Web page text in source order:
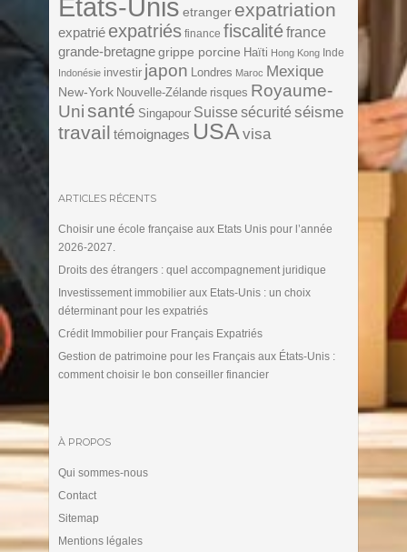
Etats-Unis etranger expatriation
expatrié expatriés finance fiscalitéfrance
grande-bretagne grippe porcine Haïti Hong Kong Inde
Indonésie investir japon Londres Maroc Mexique
New-York Nouvelle-Zélande risques Royaume-
Unisanté Singapour Suisse sécurité séisme
travail témoignages USA visa
ARTICLES RÉCENTS
Choisir une école française aux Etats Unis pour l’année
2026-2027.
Droits des étrangers : quel accompagnement juridique
Investissement immobilier aux Etats-Unis : un choix
déterminant pour les expatriés
Crédit Immobilier pour Français Expatriés
Gestion de patrimoine pour les Français aux États-Unis :
comment choisir le bon conseiller financier
À PROPOS
Qui sommes-nous
Contact
Sitemap
Mentions légales